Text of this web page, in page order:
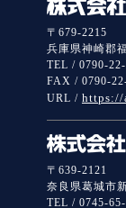
〒679-2215
兵庫県神崎郡
TEL / 0790-
FAX / 0790-
URL / https://
〒639-2121
奈良県葛城市
TEL / 0745-